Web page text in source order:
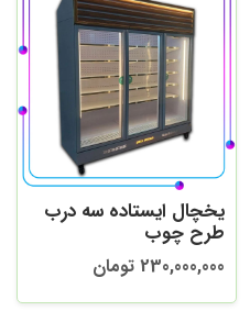
یخچال ایستاده سه درب
طرح چوب
230,000,000 تومان